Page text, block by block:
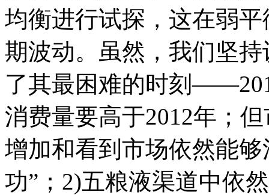
均衡进行试探，这在弱
期波动。虽然，我们坚
了其最困难的时刻
消费量要高于2012年；
增加和看到市场依然能
功”；2)五粮液渠道中依